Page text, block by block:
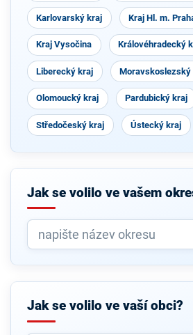
Karlovarský kraj Kraj Hl. m.
Kraj Vysočina Královéhradecký
Liberecký kraj Moravskoslezský
Olomoucký kraj Pardubický kraj
Středočeský kraj Ústecký kraj
Jak se volilo ve vašem
Jak se volilo ve vaší obci?